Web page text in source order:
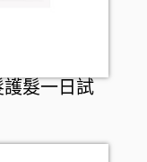
髮一日試